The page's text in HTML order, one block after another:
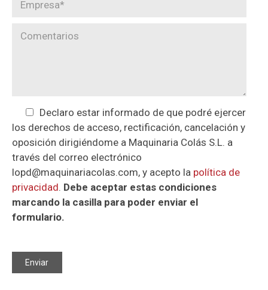
Declaro estar informado de que podré ejercer
los derechos de acceso, rectificación, cancelación y
oposición dirigiéndome a Maquinaria Colás S.L. a
través del correo electrónico
lopd@maquinariacolas.com, y acepto la política de
privacidad. Debe aceptar estas condiciones
marcando la casilla para poder enviar el
formulario.